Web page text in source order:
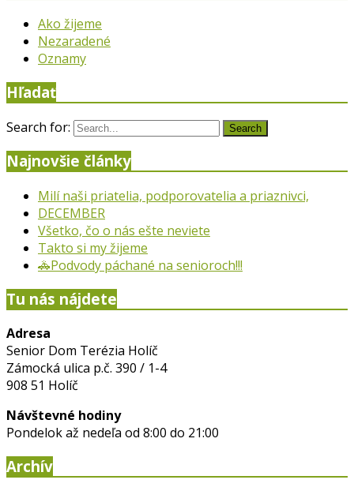
Ako žijeme
Nezaradené
Oznamy
Hľadať
Search for: Search
Najnovšie články
Milí naši priatelia, podporovatelia a priaznivci,
DECEMBER
Všetko, čo o nás ešte neviete
Takto si my žijeme
🚓Podvody páchané na senioroch!!!
Tu nás nájdete
Adresa
Senior Dom Terézia Holíč
Zámocká ulica p.č. 390 / 1-4
908 51 Holíč
Návštevné hodiny
Pondelok až nedeľa od 8:00 do 21:00
Archív